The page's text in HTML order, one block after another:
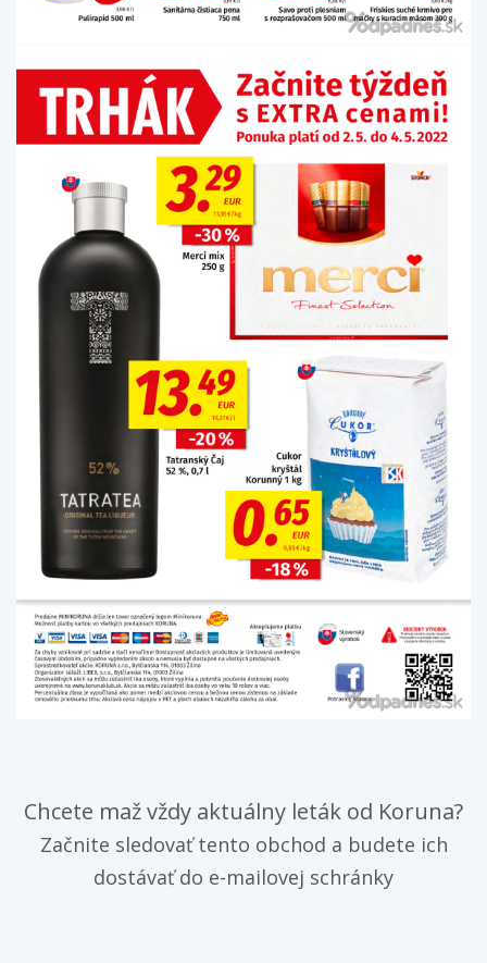
Chcete maž vždy aktuálny leták od Koruna?
Začnite sledovať tento obchod a budete ich
dostávať do e-mailovej schránky